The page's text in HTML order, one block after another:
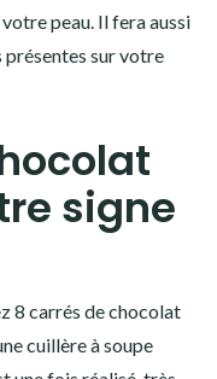
peau. Il fera aussi
sur votre
signe
8 carrés de chocolat
cuillère à soupe